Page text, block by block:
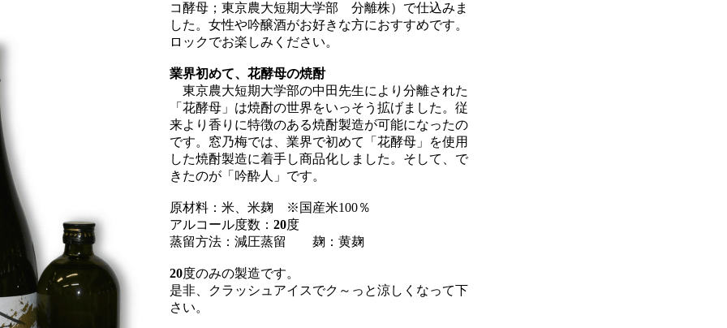
コ酵母；東京農大短期大学部 分離株）で仕込みま
した。女性や吟醸酒がお好きな方におすすめです。
ロックでお楽しみください。
業界初めて、花酵母の焼酎
東京農大短期大学部の中田先生により分離された
「花酵母」は焼酎の世界をいっそう拡げました。従
来より香りに特徴のある焼酎製造が可能になったの
です。窓乃梅では、業界で初めて「花酵母」を使用
した焼酎製造に着手し商品化しました。そして、で
きたのが「吟酔人」です。
原材料：米、米麹 ※国産米100％
アルコール度数： 20度
蒸留方法：減圧蒸留 麹：黄麹
20度のみの製造です。
是非、クラッシュアイスでク～っと涼しくなって下
さい。